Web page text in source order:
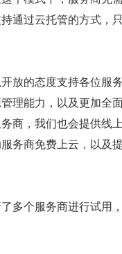
通过云托管的方式，
放的态度支持各位服
理能力，以及更加全
商，我们也会提供线
务商免费上云，以及
多个服务商进行试用